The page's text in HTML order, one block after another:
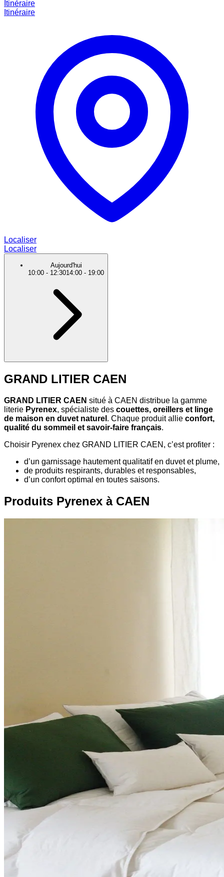
Itinéraire
Itinéraire
Localiser
Localiser
Aujourd'hui
10:00 - 12:3014:00 - 19:00
GRAND LITIER CAEN
GRAND LITIER CAEN situé à CAEN distribue la gamme
literie Pyrenex, spécialiste des couettes, oreillers et linge
de maison en duvet naturel . Chaque produit allie confort,
qualité du sommeil et savoir-faire français.
Choisir Pyrenex chez GRAND LITIER CAEN, c’est profiter :
d’un garnissage hautement qualitatif en duvet et plume,
de produits respirants, durables et responsables,
d’un confort optimal en toutes saisons.
Produits Pyrenex à CAEN